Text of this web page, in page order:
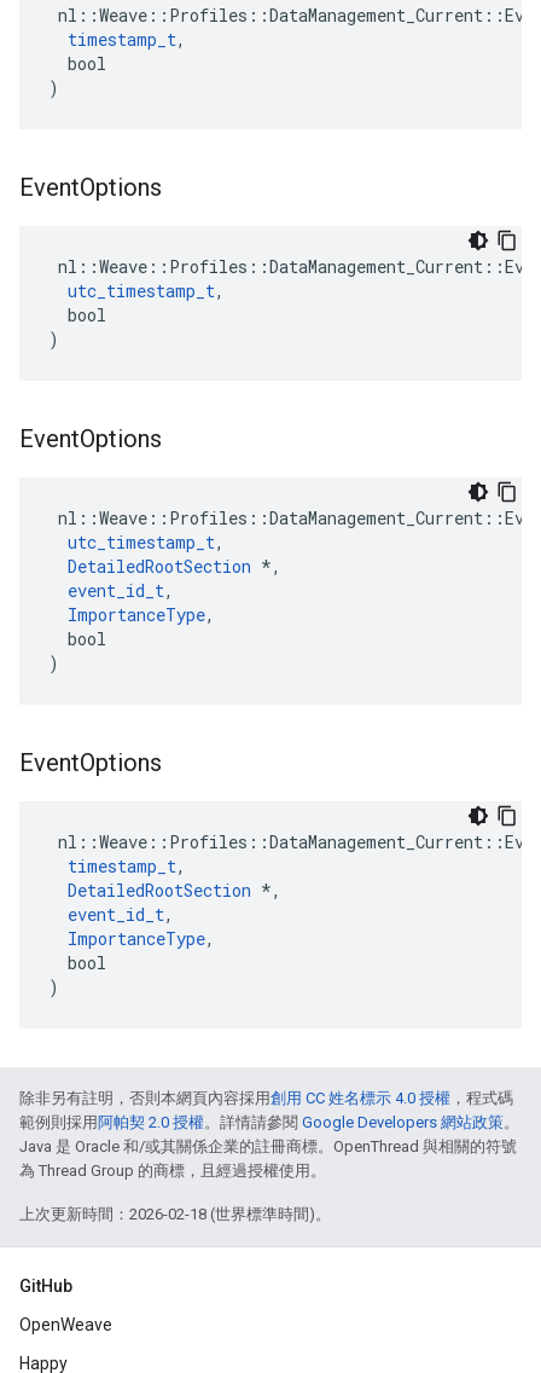
timestamp_t,
  bool
)
EventOptions
utc_timestamp_t,
  bool
)
EventOptions
utc_timestamp_t,
DetailedRootSection *,
event_id_t,
ImportanceType,
  bool
)
EventOptions
timestamp_t,
DetailedRootSection *,
event_id_t,
ImportanceType,
  bool
)
除非另有註明，否則本網頁內容採用創用 CC 姓名標示 4.0 授權 ，程式碼
範例則採用 阿帕契 2.0 授權。詳情請參閱 Google Developers 網站政策。
Java 是 Oracle 和/或其關係企業的註冊商標。OpenThread 與相關的符號
為 Thread Group 的商標，且經過授權使用。
上次更新時間：2026-02-18 (世界標準時間)。
GitHub
OpenWeave
Happy